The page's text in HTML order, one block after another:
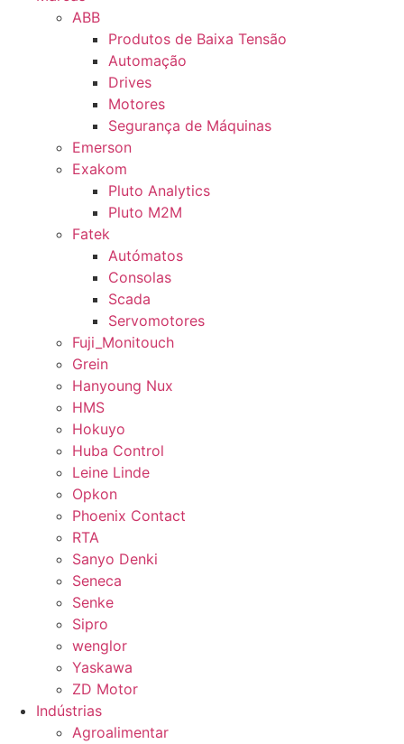
ABB
Produtos de Baixa Tensão
Automação
Drives
Motores
Segurança de Máquinas
Emerson
Exakom
Pluto Analytics
Pluto M2M
Fatek
Autómatos
Consolas
Scada
Servomotores
Fuji_Monitouch
Grein
Hanyoung Nux
HMS
Hokuyo
Huba Control
Leine Linde
Opkon
Phoenix Contact
RTA
Sanyo Denki
Seneca
Senke
Sipro
wenglor
Yaskawa
ZD Motor
Indústrias
Agroalimentar